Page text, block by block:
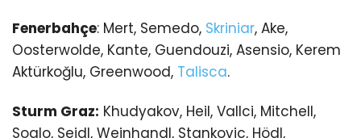
Fenerbahçe: Mert, Semedo, Skriniar, Ake,
Oosterwolde, Kante, Guendouzi, Asensio, Kerem
Aktürkoğlu, Greenwood, Talisca.
Sturm Graz: Khudyakov, Heil, Vallci, Mitchell,
Soglo, Seidl, Weinhandl, Stankovic, Hödl,